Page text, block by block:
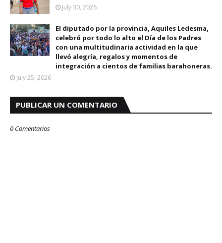
July 30, 2026
El diputado por la provincia, Aquiles Ledesma,
celebró por todo lo alto el Día de los Padres
con una multitudinaria actividad en la que
llevó alegría, regalos y momentos de
integración a cientos de familias barahoneras.
July 25, 2026
PUBLICAR UN COMENTARIO
0 Comentarios